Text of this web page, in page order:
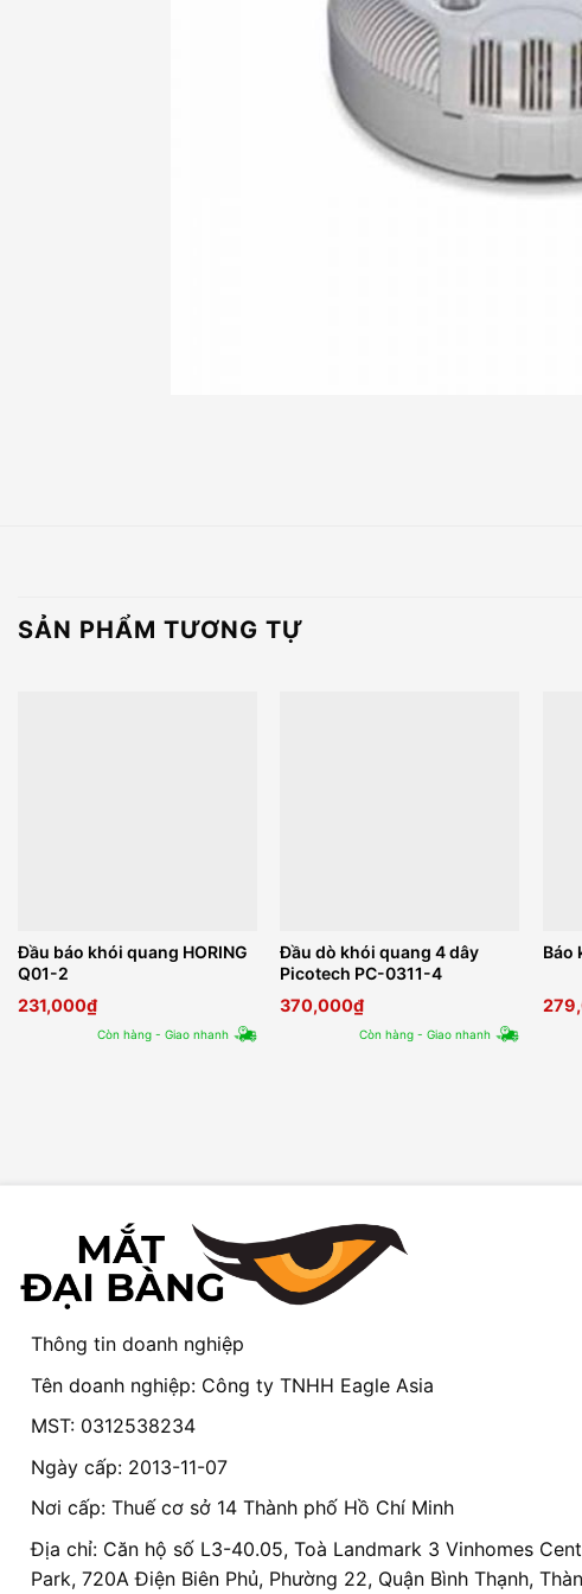
SẢN PHẨM TƯƠNG TỰ
Đầu báo khói quang HORING
Q01-2
231,000₫
Còn hàng - Giao nhanh
Đầu dò khói quang 4 dây
Picotech PC-0311-4
370,000₫
Còn hàng - Giao nhanh
Báo
Thông tin doanh nghiệp
Tên doanh nghiệp: Công ty TNHH Eagle Asia
MST: 0312538234
Ngày cấp: 2013-11-07
Nơi cấp: Thuế cơ sở 14 Thành phố Hồ Chí Minh
Địa chỉ: Căn hộ số L3-40.05, Toà Landmark 3 Vinhomes
Park, 720A Điện Biên Phủ, Phường 22, Quận Bình Thạnh,